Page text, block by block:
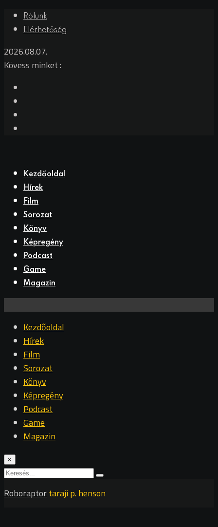
Rólunk
Elérhetőség
2026.08.07.
Kövess minket :
Kezdőoldal
Hírek
Film
Sorozat
Könyv
Képregény
Podcast
Game
Magazin
Kezdőoldal
Hírek
Film
Sorozat
Könyv
Képregény
Podcast
Game
Magazin
×
Roboraptortaraji p. henson